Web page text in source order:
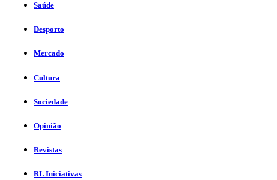
Saúde
Desporto
Mercado
Cultura
Sociedade
Opinião
Revistas
RL Iniciativas